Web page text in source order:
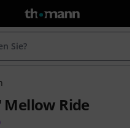
Ride
von 5 Sternen aus 2